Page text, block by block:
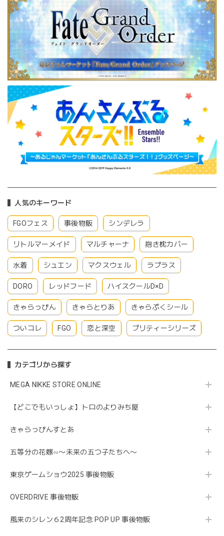
人気のキーワード
FGOフェス 事後物販 シンデレラ
リトルマーメイド マルチャーナ 抱き枕カバー
水着 シュエン マクスウェル ラプラス
DORO レッドフード ハイスクールD×D
きゃらっぴん きゃらとりあ きゃらぷくシール
ついコレ FGO 恋と深空 プリティーシリーズ
カテゴリから探す
MEGA NIKKE STORE ONLINE
【どこでもいっしょ】トロのよりみち屋
きゃらっぴんすとあ
五等分の花嫁∽〜未来の五つ子たちへ〜
東京ゲームショウ2025 事後物販
OVERDRIVE 事後物販
風来のシレン６2周年記念 POP UP 事後物販